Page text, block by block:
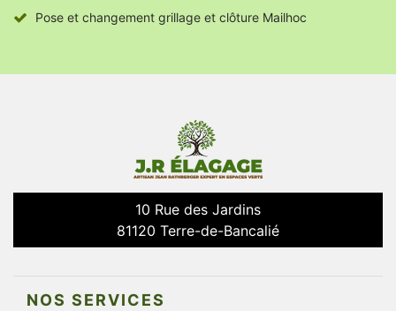
Pose et changement grillage et clôture Mailhoc
10 Rue des Jardins
81120 Terre-de-Bancalié
NOS SERVICES